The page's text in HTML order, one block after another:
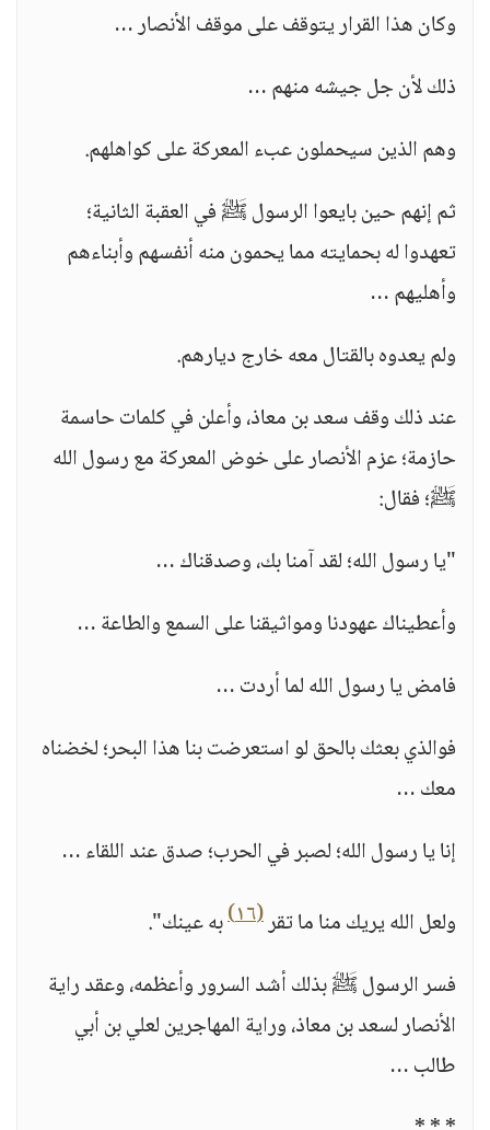
وكان هذا القرار يتوقف على موقف الأنصار …
ذلك لأن جل جيشه منهم …
وهم الذين سيحملون عبء المعركة على كواهلهم.
ثم إنهم حين بايعوا الرسول ﷺ في العقبة الثانية؛
تعهدوا له بحمايته مما يحمون منه أنفسهم وأبناءهم
وأهليهم …
ولم يعدوه بالقتال معه خارج ديارهم.
عند ذلك وقف سعد بن معاذ، وأعلن في كلمات حاسمة
حازمة؛ عزم الأنصار على خوض المعركة مع رسول الله
ﷺ؛ فقال:
"يا رسول الله؛ لقد آمنا بك، وصدقناك …
وأعطيناك عهودنا ومواثيقنا على السمع والطاعة …
فامض يا رسول الله لما أردت …
فوالذي بعثك بالحق لو استعرضت بنا هذا البحر؛ لخضناه
معك …
إنا يا رسول الله؛ لصبر في الحرب؛ صدق عند اللقاء …
ولعل الله يريك منا ما تقر(١٦)
به عينك".
فسر الرسول ﷺ بذلك أشد السرور وأعظمه، وعقد راية
الأنصار لسعد بن معاذ، وراية المهاجرين لعلي بن أبي
طالب …